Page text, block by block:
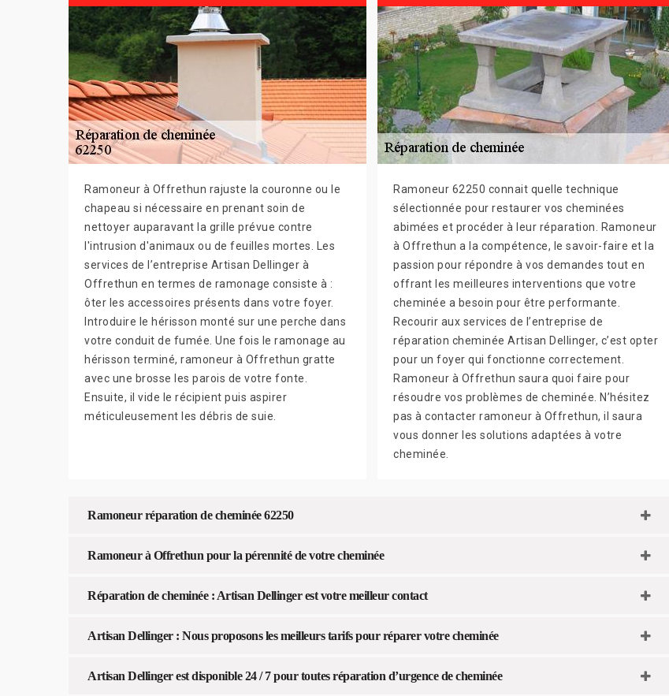
Ramoneur à Offrethun rajuste la couronne ou le
chapeau si nécessaire en prenant soin de
nettoyer auparavant la grille prévue contre
l'intrusion d'animaux ou de feuilles mortes. Les
services de l’entreprise Artisan Dellinger à
Offrethun en termes de ramonage consiste à :
ôter les accessoires présents dans votre foyer.
Introduire le hérisson monté sur une perche dans
votre conduit de fumée. Une fois le ramonage au
hérisson terminé, ramoneur à Offrethun gratte
avec une brosse les parois de votre fonte.
Ensuite, il vide le récipient puis aspirer
méticuleusement les débris de suie.
Ramoneur 62250 connait quelle technique
sélectionnée pour restaurer vos cheminées
abimées et procéder à leur réparation. Ramoneur
à Offrethun a la compétence, le savoir-faire et la
passion pour répondre à vos demandes tout en
offrant les meilleures interventions que votre
cheminée a besoin pour être performante.
Recourir aux services de l’entreprise de
réparation cheminée Artisan Dellinger, c’est opter
pour un foyer qui fonctionne correctement.
Ramoneur à Offrethun saura quoi faire pour
résoudre vos problèmes de cheminée. N’hésitez
pas à contacter ramoneur à Offrethun, il saura
vous donner les solutions adaptées à votre
cheminée.
Ramoneur réparation de cheminée 62250
Ramoneur à Offrethun pour la pérennité de votre cheminée
Réparation de cheminée : Artisan Dellinger est votre meilleur contact
Artisan Dellinger : Nous proposons les meilleurs tarifs pour réparer votre cheminée
Artisan Dellinger est disponible 24 / 7 pour toutes réparation d’urgence de cheminée